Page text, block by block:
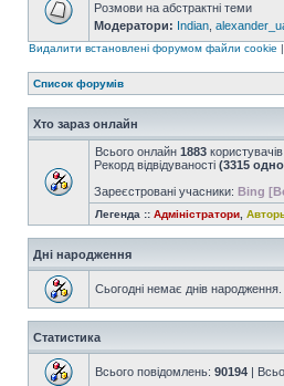
Розмови на абстрактні теми
Модератори: Indian
Видалити встановлені форумом файли cookie |
Список форумів
Хто зараз онлайн
Всього онлайн 1883
Рекорд відвідуваності (3315
Зареєстровані учасники: Bing
Легенда :: Адміністратори
Дні народження
Сьогодні немає днів народження.
Статистика
Всього повідомлень: 90194 |